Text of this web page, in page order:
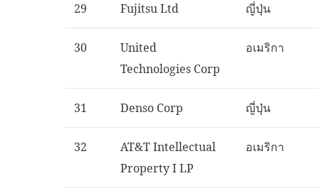
29 Fujitsu Ltd ญี่ปุ่น
30
United
Technologies Corp
อเมริกา
31 Denso Corp ญี่ปุ่น
32
AT&T Intellectual
Property I LP
อเมริกา